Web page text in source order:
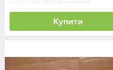
Купити